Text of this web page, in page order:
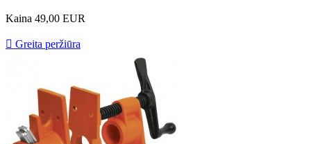
Kaina 49,00 EUR
 Greita peržiūra